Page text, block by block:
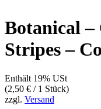
Botanical
Stripes –
Enthält 19% USt
(2,50 € / 1 Stück)
zzgl. Versand